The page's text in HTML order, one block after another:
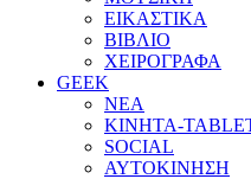
ΕΙΚΑΣΤΙΚΑ
ΒΙΒΛΙΟ
ΧΕΙΡΟΓΡΑΦΑ
GEEK
ΝΕΑ
ΚΙΝΗΤΑ-
SOCIAL
ΑΥΤΟΚΙΝΗΣΗ